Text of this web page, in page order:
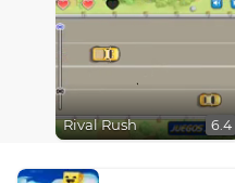
Rival Rush 6.4